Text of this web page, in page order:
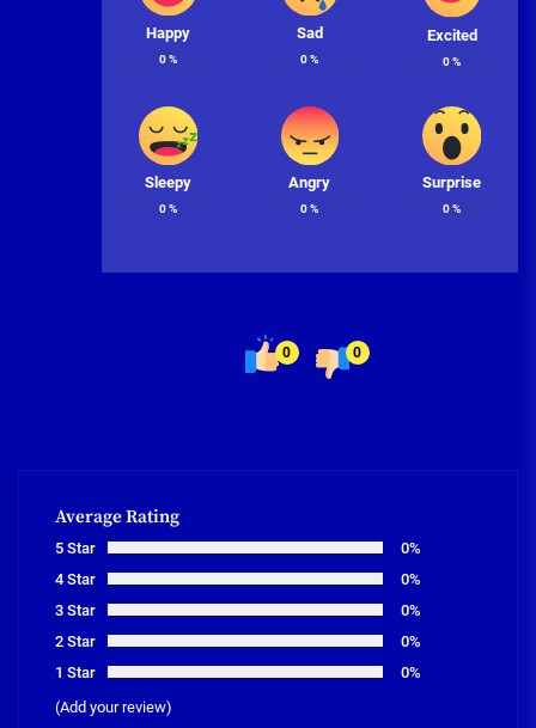
Happy
0%
Sad
0%
Excited
0%
Sleepy
0%
Angry
0%
Surprise
0%
0 0
Average Rating
5 Star
0%
4 Star
0%
3 Star
0%
2 Star
0%
1 Star
0%
(Add your review)